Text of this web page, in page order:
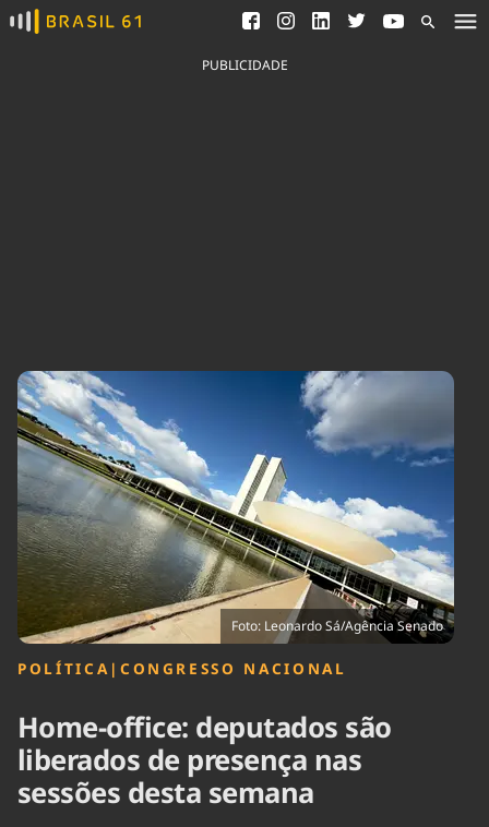
Ver todas as notícias
Saneamento
Indicadores
Agronegócios
Brasil
Brasil Mineral
Ciência &
Tecnologia
Cinema
Cultura
Economia
Educação
Infraestrutura
Internacional
Meio Ambiente
Podcast
Política
Tempo
PUBLICIDADE
Foto: Leonardo Sá/Agência Senado
POLÍTICA | CONGRESSO NACIONAL
Home-office: deputados são
liberados de presença nas
sessões desta semana